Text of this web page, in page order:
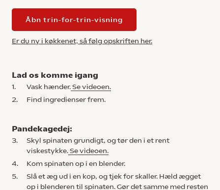
Åbn trin-for-trin-visning
Er du ny i køkkenet, så følg opskriften her.
Lad os komme igang
1. Vask hænder. Se videoen.
2.
Find ingredienser frem.
Pandekagedej:
3.
Skyl spinaten grundigt, og tør den i et rent
viskestykke. Se videoen.
4.
Kom spinaten op i en blender.
5.
Slå et æg ud i en kop, og tjek for skaller. Hæld ægget
op i blenderen til spinaten. Gør det samme med resten